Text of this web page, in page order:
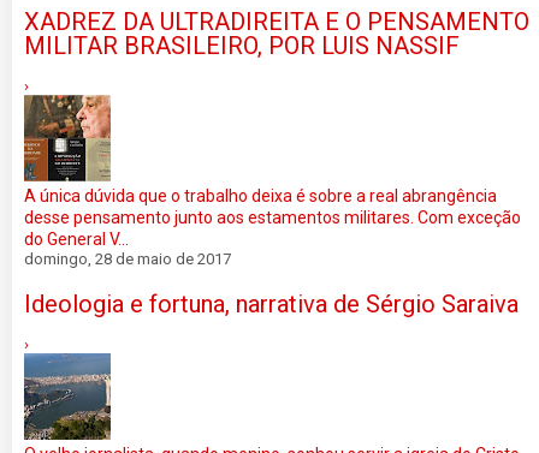
XADREZ DA ULTRADIREITA E O PENSAMENTO
MILITAR BRASILEIRO, POR LUIS NASSIF
›
A única dúvida que o trabalho deixa é sobre a real abrangência
desse pensamento junto aos estamentos militares. Com exceção
do General V...
domingo, 28 de maio de 2017
Ideologia e fortuna, narrativa de Sérgio Saraiva
›